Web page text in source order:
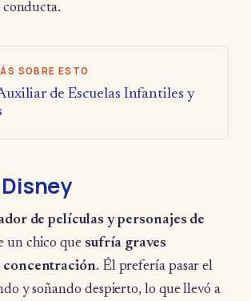
SOBRE ESTO
de Escuelas Infantiles y
de películas y personajes de
un chico que sufría graves
concentración. Él prefería pasar el
y soñando despierto, lo que llevó a